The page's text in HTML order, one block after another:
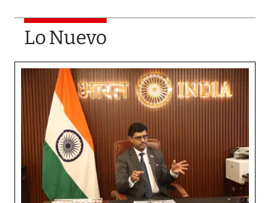
Lo Nuevo